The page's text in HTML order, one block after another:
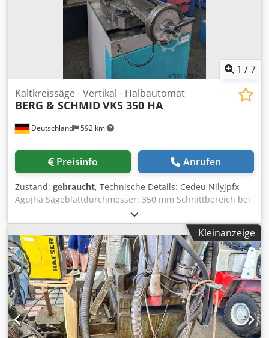
1 /7
Deutschland 592 km
Kaltkreissäge - Vertikal - Halbautomat
BERG & SCHMIDVKS 350 HA
Preisinfo Anrufen
Zustand: gebraucht, Technische Details: Cedeu Nilyjpfx
Agpjha Sägeblattdurchmesser: 350 mm Schnittbereich bei
90 Grad: rund: 110 mm Schnittbereich bei 90 Grad:
vierkant: 85 x 85 mm Schnittbereich bei 90 Grad: flach: 180
x 85 mm Schnittbereich bei 45 Grad: rund: links/rechts:
105 / 110 mm Schnittbereich bei 45 Grad: vierkant:
links/rechts: 85 x 85 / 85x85 mm Schnittbereich bei 45
Grad: flach: links/rechts: 130x85 / 130x85 mm Sägeblatt-
Bohrung: 40 mm Drehzahlbereich - stufenlos: 9 / 18 / 36 /
74 / 4step U/min Rundtisch: Ø 400 mm/min Tisch
schwenkbar +/-: 60° rechts und 45° links °
Druckluftanschluß: 7 bar Gesamtleistungsbedarf: ca. 2,2
Kleinanzeige